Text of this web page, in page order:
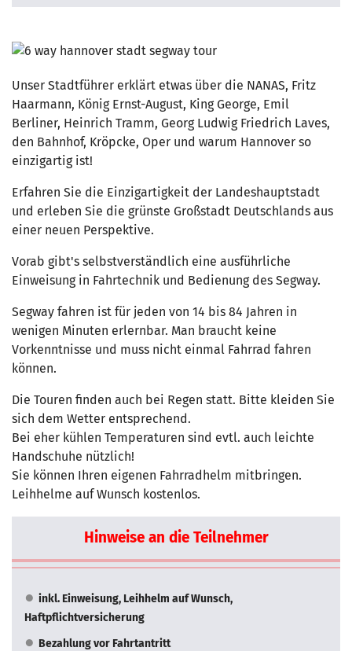
Unser Stadtführer erklärt etwas über die NANAS, Fritz
Haarmann, König Ernst-August, King George, Emil
Berliner, Heinrich Tramm, Georg Ludwig Friedrich Laves,
den Bahnhof, Kröpcke, Oper und warum Hannover so
einzigartig ist!
Erfahren Sie die Einzigartigkeit der Landeshauptstadt
und erleben Sie die grünste Großstadt Deutschlands aus
einer neuen Perspektive.
Vorab gibt's selbstverständlich eine ausführliche
Einweisung in Fahrtechnik und Bedienung des Segway.
Segway fahren ist für jeden von 14 bis 84 Jahren in
wenigen Minuten erlernbar. Man braucht keine
Vorkenntnisse und muss nicht einmal Fahrrad fahren
können.
Die Touren finden auch bei Regen statt. Bitte kleiden Sie
sich dem Wetter entsprechend.
Bei eher kühlen Temperaturen sind evtl. auch leichte
Handschuhe nützlich!
Sie können Ihren eigenen Fahrradhelm mitbringen.
Leihhelme auf Wunsch kostenlos.
Hinweise an die Teilnehmer
inkl. Einweisung, Leihhelm auf Wunsch,
Haftpflichtversicherung
Bezahlung vor Fahrtantritt